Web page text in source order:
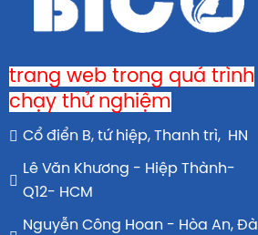
trang web trong quá trình
chạy thử nghiệm
Cổ điển B, tứ hiệp, Thanh trì, HN
Lê Văn Khương - Hiệp Thành-
Q12- HCM
Nguyễn Công Hoan - Hòa An, Đà